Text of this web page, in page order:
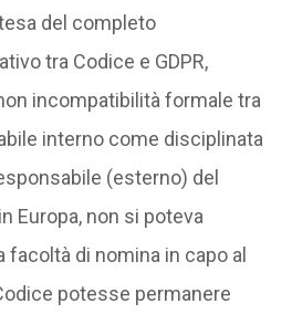
del completo
tra Codice e GDPR,
incompatibilità formale tra
interno come disciplinata
(esterno) del
Europa, non si poteva
di nomina in capo al
potesse permanere